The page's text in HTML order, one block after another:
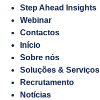
Recrutamento
Responsabilidade
socioambiental
Gestão
de
Embaixadas
e
Consulados
Step Ahead Insights
Webinar
Contactos
Início
Sobre nós
Soluções & Serviços
Recrutamento
Notícias